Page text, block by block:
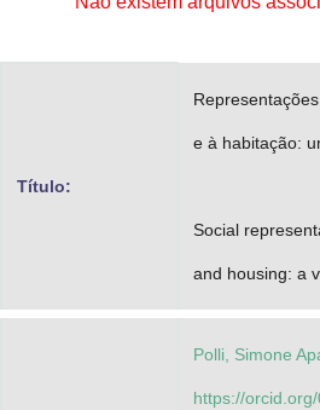
Título:
e à habitação:
Social
and housing: a
Polli, Simone
https://